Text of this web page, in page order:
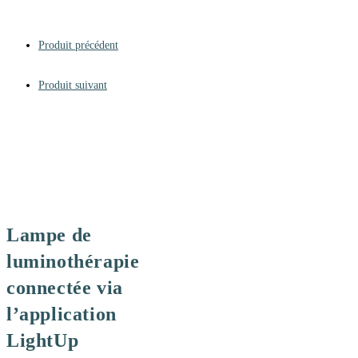
Produit précédent
Produit suivant
Lampe de
luminothérapie
connectée via
l’application
LightUp